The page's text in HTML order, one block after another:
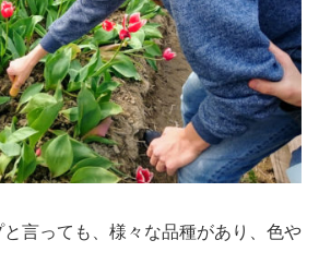
言っても、様々な品種があり、色や